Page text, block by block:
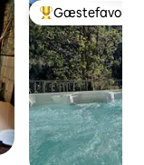
Bedste
Gæstefavorit